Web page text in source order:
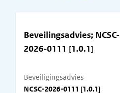
Beveilingsadvies; NCSC-
2026-0111 [1.0.1]
Beveiligingsadvies
NCSC-2026-0111 [1.0.1]